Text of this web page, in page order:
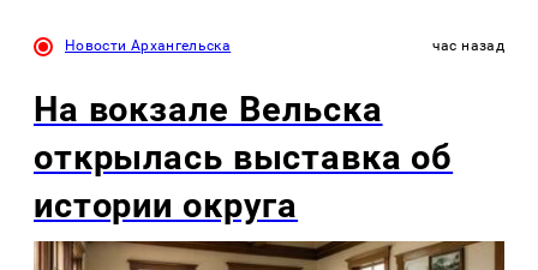
Новости Архангельска час назад
На вокзале Вельска
открылась выставка об
истории округа